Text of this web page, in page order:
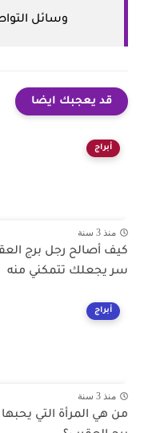
وسائل
قد يعجبك ايضا
أبراج
منذ 3 سنة
كيف أصالح رجل برج
سر يجعلك تتمكني منه
أبراج
منذ 3 سنة
من هي المرأة التي